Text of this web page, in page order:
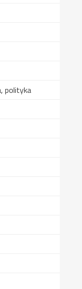
polityka